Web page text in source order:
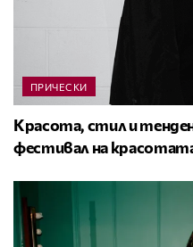
ПРИЧЕСКИ
Красота, стил и
фестивал на